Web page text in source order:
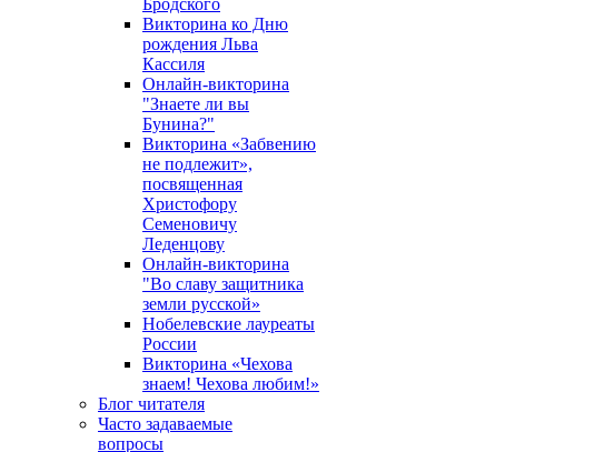
Бродского
Викторина ко Дню
рождения Льва
Кассиля
Онлайн-викторина
"Знаете ли вы
Бунина?"
Викторина «Забвению
не подлежит»,
посвященная
Христофору
Семеновичу
Леденцову
Онлайн-викторина
"Во славу защитника
земли русской»
Нобелевские лауреаты
России
Викторина «Чехова
знаем! Чехова любим!»
Блог читателя
Часто задаваемые
вопросы